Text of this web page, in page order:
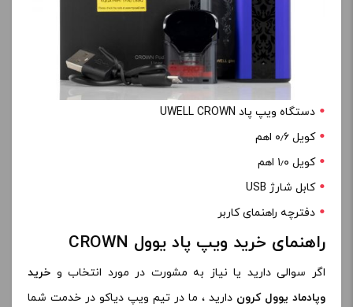
دستگاه ویپ پاد UWELL CROWN
کویل ۰٫۶ اهم
کویل ۱٫۰ اهم
کابل شارژ USB
دفترچه راهنمای کاربر
راهنمای خرید ویپ پاد یوول CROWN
اگر سوالی دارید یا نیاز به مشورت در مورد انتخاب و خرید
وپادماد یوول کرون دارید ، ما در تیم ویپ دیاکو در خدمت شما